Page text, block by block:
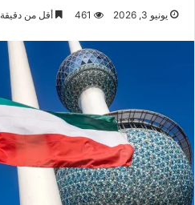
يونيو 3, 2026 461 أقل من دقيقة